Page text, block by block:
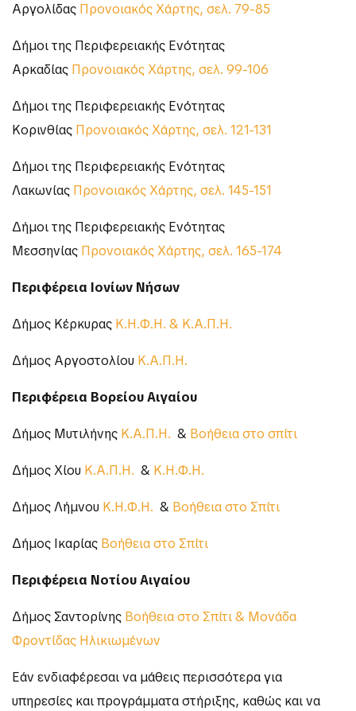
Αργολίδας Προνοιακός Χάρτης, σελ. 79-85
Δήμοι της Περιφερειακής Ενότητας
Αρκαδίας Προνοιακός Χάρτης, σελ. 99-106
Δήμοι της Περιφερειακής Ενότητας
Κορινθίας Προνοιακός Χάρτης, σελ. 121-131
Δήμοι της Περιφερειακής Ενότητας
Λακωνίας Προνοιακός Χάρτης, σελ. 145-151
Δήμοι της Περιφερειακής Ενότητας
Μεσσηνίας Προνοιακός Χάρτης, σελ. 165-174
Περιφέρεια Ιονίων Νήσων
Δήμος Κέρκυρας Κ.Η.Φ.Η. & Κ.Α.Π.Η.
Δήμος Αργοστολίου Κ.Α.Π.Η.
Περιφέρεια Βορείου Αιγαίου
Δήμος Μυτιλήνης Κ.Α.Π.Η. & Βοήθεια στο σπίτι
Δήμος Χίου Κ.Α.Π.Η. & Κ.Η.Φ.Η.
Δήμος Λήμνου Κ.Η.Φ.Η. & Βοήθεια στο Σπίτι
Δήμος Ικαρίας Βοήθεια στο Σπίτι
Περιφέρεια Νοτίου Αιγαίου
Δήμος Σαντορίνης Βοήθεια στο Σπίτι & Μονάδα
Φροντίδας Ηλικιωμένων
Εάν ενδιαφέρεσαι να μάθεις περισσότερα για
υπηρεσίες και προγράμματα στήριξης, καθώς και να